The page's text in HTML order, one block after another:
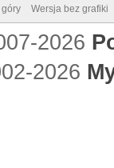
góry Wersja bez grafiki
2026
2026